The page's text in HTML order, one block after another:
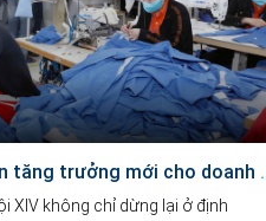
Mở không gian
XIV không chỉ dừng lại ở định